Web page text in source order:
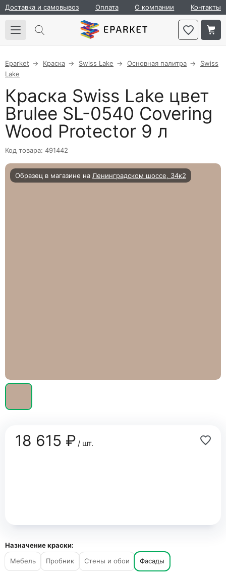
Доставка и самовывоз Оплата О компании Контакты
Eparket Краска Swiss Lake Основная палитра
Swiss
Lake
Краска Swiss Lake цвет
Brulеe SL-0540 Covering
Wood Protector 9 л
Код товара: 491442
Образец в магазине на Ленинградском шоссе, 34к2
18 615 ₽/ шт.
Назначение краски:
Мебель
Пробник Стены и обои Фасады